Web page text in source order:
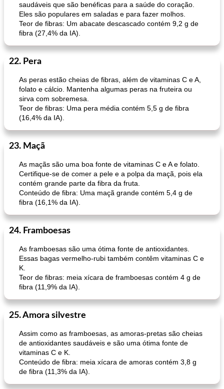
saudáveis ​​que são benéficas para a saúde do coração.
Eles são populares em saladas e para fazer molhos.
Teor de fibras: Um abacate descascado contém 9,2 g de
fibra (27,4% da IA).
22. Pera
As peras estão cheias de fibras, além de vitaminas C e A,
folato e cálcio. Mantenha algumas peras na fruteira ou
sirva com sobremesa.
Teor de fibras: Uma pera média contém 5,5 g de fibra
(16,4% da IA).
23. Maçã
As maçãs são uma boa fonte de vitaminas C e A e folato.
Certifique-se de comer a pele e a polpa da maçã, pois ela
contém grande parte da fibra da fruta.
Conteúdo de fibra: Uma maçã grande contém 5,4 g de
fibra (16,1% da IA).
24. Framboesas
As framboesas são uma ótima fonte de antioxidantes.
Essas bagas vermelho-rubi também contêm vitaminas C e
K.
Teor de fibras: meia xícara de framboesas contém 4 g de
fibra (11,9% da IA).
25. Amora silvestre
Assim como as framboesas, as amoras-pretas são cheias
de antioxidantes saudáveis ​​e são uma ótima fonte de
vitaminas C e K.
Conteúdo de fibra: meia xícara de amoras contém 3,8 g
de fibra (11,3% da IA).